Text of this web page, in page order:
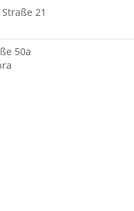
21
50a